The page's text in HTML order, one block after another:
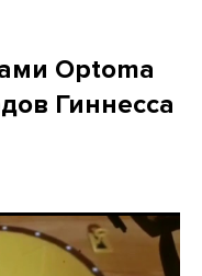
Optoma
Гиннесса